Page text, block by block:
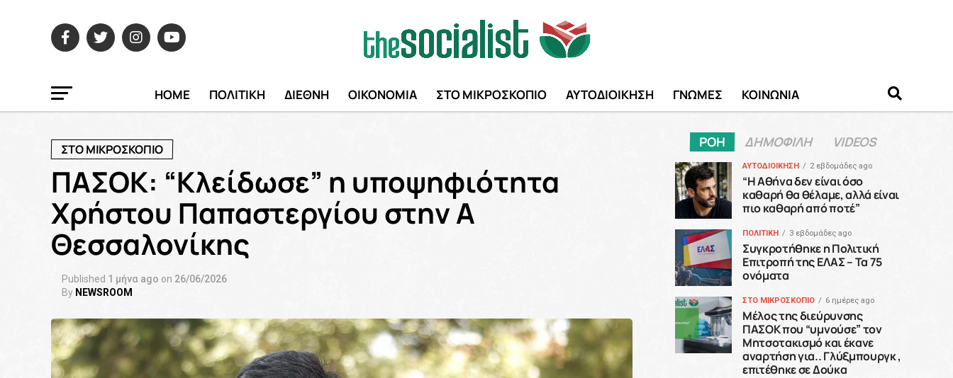
HOME ΠΟΛΙΤΙΚΗ ΔΙΕΘΝΗ ΟΙΚΟΝΟΜΙΑ ΣΤΟ ΜΙΚΡΟΣΚΟΠΙΟ ΑΥΤΟΔΙΟΙΚΗΣΗ ΓΝΩΜΕΣ ΚΟΙΝΩΝΙΑ
ΣΤΟ ΜΙΚΡΟΣΚΟΠΙΟ
ΠΑΣΟΚ: “Κλείδωσε” η υποψηφιότητα
Χρήστου Παπαστεργίου στην Α
Θεσσαλονίκης
Published 1 μήνα ago on 26/06/2026
By NEWSROOM
ΡΟΗ ΔΗΜΟΦΙΛΗ VIDEOS
ΑΥΤΟΔΙΟΙΚΗΣΗ 2 εβδομάδες ago
“H Αθήνα δεν είναι όσο
καθαρή θα θέλαμε, αλλά είναι
πιο καθαρή από ποτέ”
ΠΟΛΙΤΙΚΗ 3 εβδομάδες ago
Συγκροτήθηκε η Πολιτική
Επιτροπή της ΕΛΑΣ – Τα 75
ονόματα
ΣΤΟ ΜΙΚΡΟΣΚΟΠΙΟ 6 ημέρες ago
Μέλος της διεύρυνσης
ΠΑΣΟΚ που “υμνούσε” τον
Μητσοτακισμό και έκανε
αναρτήση για.. Γλύξμπουργκ ,
επιτέθηκε σε Δούκα